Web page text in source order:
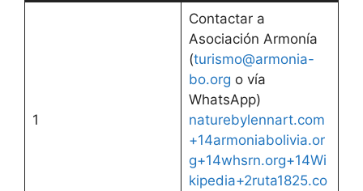
1
Contactar a
Asociación Armonía
(turismo@armonia-
bo.org o vía
WhatsApp)
naturebylennart.com
+14armoniabolivia.or
g+14whsrn.org+14Wi
kipedia+2ruta1825.co